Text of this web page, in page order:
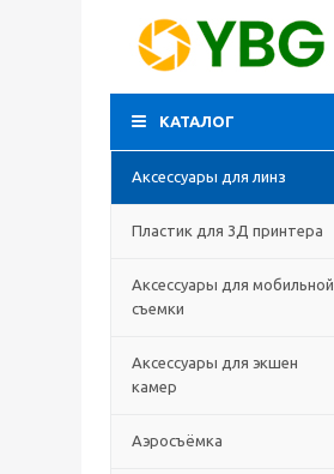
КАТАЛОГ
Аксессуары для линз
Пластик для 3Д принтера
Аксессуары для мобильной
съемки
Аксессуары для экшен
камер
Аэросъёмка